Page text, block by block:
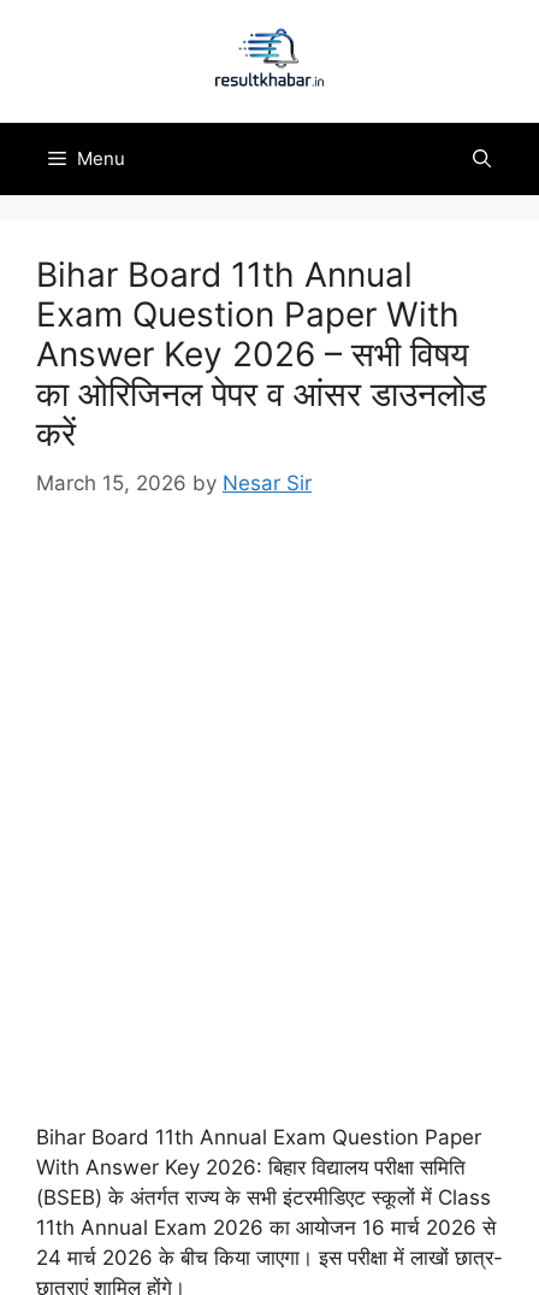
Menu
Bihar Board 11th Annual
Exam Question Paper With
Answer Key 2026 – सभी विषय
का ओरिजिनल पेपर व आंसर डाउनलोड
करें
March 15, 2026 by Nesar Sir
Bihar Board 11th Annual Exam Question Paper
With Answer Key 2026: बिहार विद्यालय परीक्षा समिति
(BSEB) के अंतर्गत राज्य के सभी इंटरमीडिएट स्कूलों में Class
11th Annual Exam 2026 का आयोजन 16 मार्च 2026 से
24 मार्च 2026 के बीच किया जाएगा। इस परीक्षा में लाखों छात्र-
छात्राएं शामिल होंगे।